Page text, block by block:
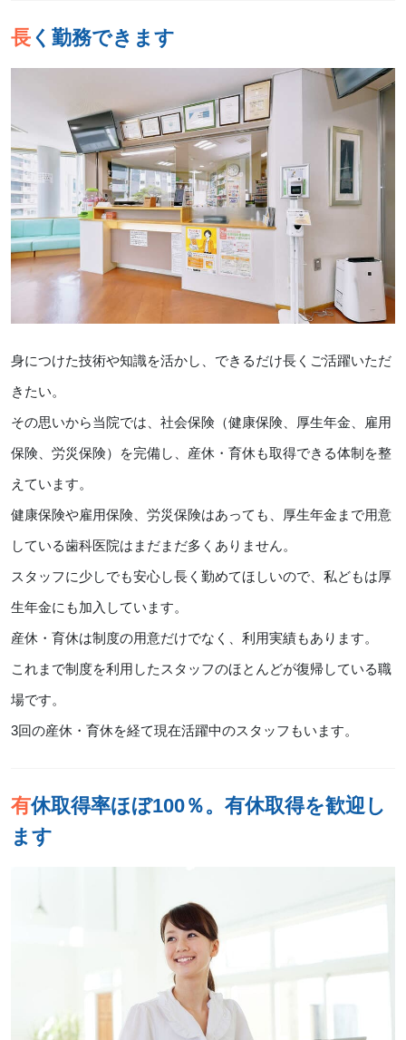
長く勤務できます
身につけた技術や知識を活かし、できるだけ長くご活躍いただ
きたい。
その思いから当院では、社会保険（健康保険、厚生年金、雇用
保険、労災保険）を完備し、産休・育休も取得できる体制を整
えています。
健康保険や雇用保険、労災保険はあっても、厚生年金まで用意
している歯科医院はまだまだ多くありません。
スタッフに少しでも安心し長く勤めてほしいので、私どもは厚
生年金にも加入しています。
産休・育休は制度の用意だけでなく、利用実績もあります。
これまで制度を利用したスタッフのほとんどが復帰している職
場です。
3回の産休・育休を経て現在活躍中のスタッフもいます。
有休取得率ほぼ100％。有休取得を歓迎し
ます